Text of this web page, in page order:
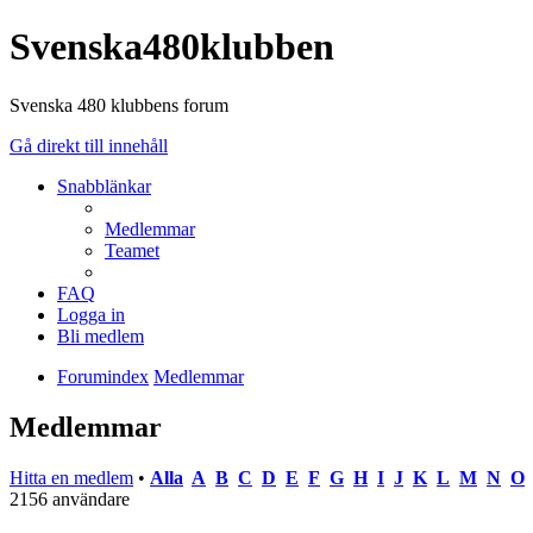
Svenska480klubben
Svenska 480 klubbens forum
Gå direkt till innehåll
Snabblänkar
Medlemmar
Teamet
FAQ
Logga in
Bli medlem
Forumindex Medlemmar
Medlemmar
Hitta en medlem • Alla A B C D E F G H I J K L M N O
2156 användare